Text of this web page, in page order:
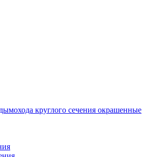
круглого сечения окрашенные